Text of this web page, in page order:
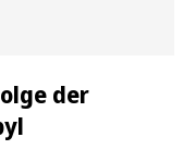
der